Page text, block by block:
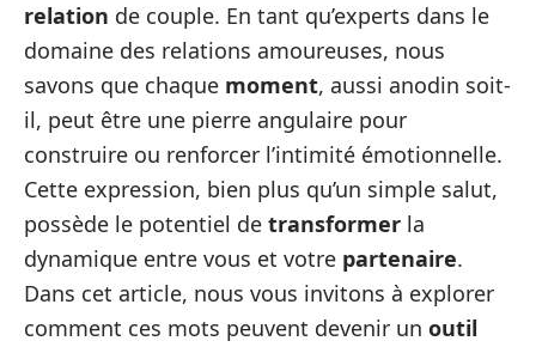
relation de couple. En tant qu’experts dans le
domaine des relations amoureuses, nous
savons que chaque moment, aussi anodin soit-
il, peut être une pierre angulaire pour
construire ou renforcer l’intimité émotionnelle.
Cette expression, bien plus qu’un simple salut,
possède le potentiel de transformer la
dynamique entre vous et votre partenaire.
Dans cet article, nous vous invitons à explorer
comment ces mots peuvent devenir un outil